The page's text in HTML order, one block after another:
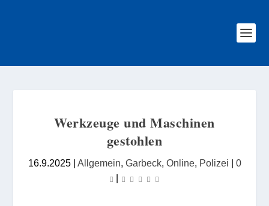
Werkzeuge und Maschinen
gestohlen
16.9.2025| Allgemein, Garbeck, Online, Polizei | 0
|